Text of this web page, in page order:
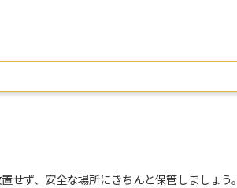
せず、安全な場所にきちんと保管しましょう。